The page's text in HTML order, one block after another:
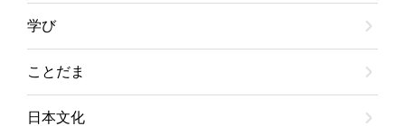
学び
ことだま
日本文化